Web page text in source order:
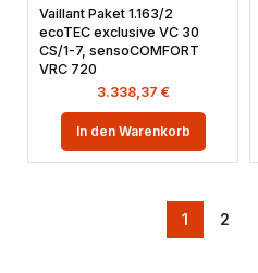
Vaillant Paket 1.163/2
ecoTEC exclusive VC 30
CS/1-7, sensoCOMFORT
VRC 720
3.338,37 €
In den Warenkorb
1 2